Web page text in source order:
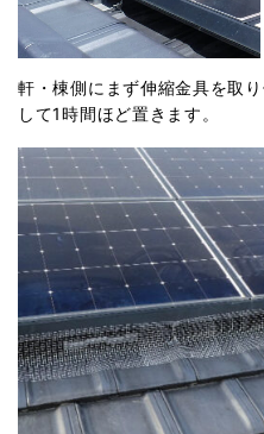
軒・棟側にまず伸縮金具を取
して1時間ほど置きます。